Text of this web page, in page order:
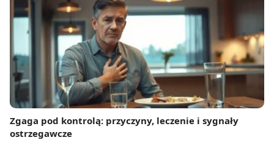
Zgaga pod kontrolą: przyczyny, leczenie i sygnały
ostrzegawcze